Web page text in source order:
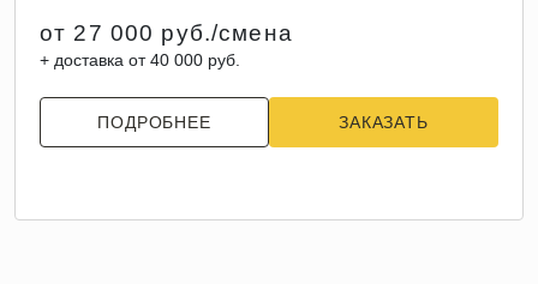
от 27 000 руб./смена
+ доставка от 40 000 руб.
ПОДРОБНЕЕ ЗАКАЗАТЬ